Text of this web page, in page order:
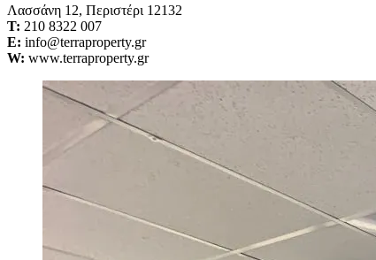
Λασσάνη 12, Περιστέρι 12132
Τ: 210 8322 007
E: info@terraproperty.gr
W: www.terraproperty.gr